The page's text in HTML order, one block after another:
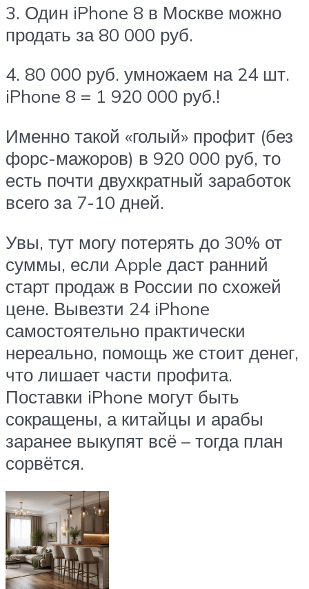
3. Один iPhone 8 в Москве можно
продать за 80 000 руб.
4. 80 000 руб. умножаем на 24 шт.
iPhone 8 = 1 920 000 руб.!
Именно такой «голый» профит (без
форс-мажоров) в 920 000 руб, то
есть почти двухкратный заработок
всего за 7-10 дней.
Увы, тут могу потерять до 30% от
суммы, если Apple даст ранний
старт продаж в России по схожей
цене. Вывезти 24 iPhone
самостоятельно практически
нереально, помощь же стоит денег,
что лишает части профита.
Поставки iPhone могут быть
сокращены, а китайцы и арабы
заранее выкупят всё – тогда план
сорвётся.